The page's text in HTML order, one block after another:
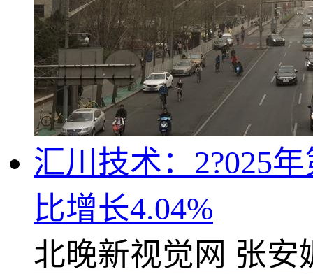
汇川技术：2?025
比增长4.04%
北晚新视觉网 张安